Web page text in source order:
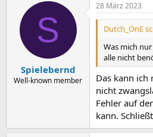
S
Spielebernd
Well-known member
28 März 2023
Dutch_OnE
Was mich
alle nicht
Das kann ich
nicht
Fehler auf
kann.